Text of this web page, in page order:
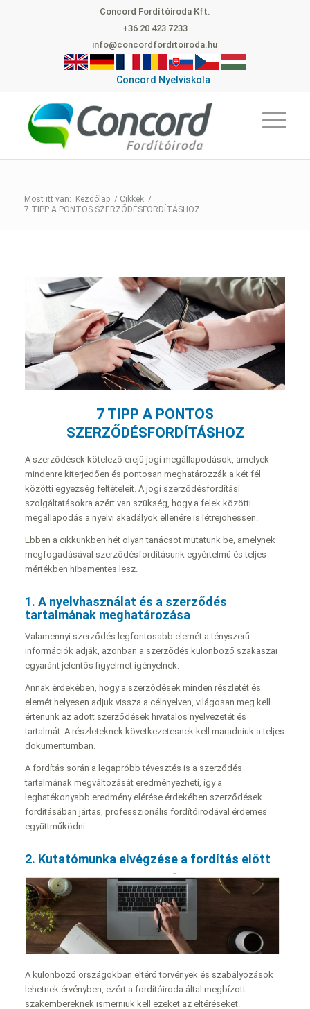
Concord Fordítóiroda Kft.
+36 20 423 7233
info@concordforditoiroda.hu
Concord Nyelviskola
Kezdőlap / Cikkek /
7 TIPP A PONTOS SZERZŐDÉSFORDÍTÁSHOZ
7 TIPP A PONTOS
SZERZŐDÉSFORDÍTÁSHOZ
A szerződések kötelező erejű jogi megállapodások, amelyek
mindenre kiterjedően és pontosan meghatározzák a két fél
közötti egyezség feltételeit. A jogi szerződésfordítási
szolgáltatásokra azért van szükség, hogy a felek közötti
megállapodás a nyelvi akadályok ellenére is létrejöhessen.
Ebben a cikkünkben hét olyan tanácsot mutatunk be, amelynek
megfogadásával szerződésfordításunk egyértelmű és teljes
mértékben hibamentes lesz.
1. A nyelvhasználat és a szerződés
tartalmának meghatározása
Valamennyi szerződés legfontosabb elemét a tényszerű
információk adják, azonban a szerződés különböző szakaszai
egyaránt jelentős figyelmet igényelnek.
Annak érdekében, hogy a szerződések minden részletét és
elemét helyesen adjuk vissza a célnyelven, világosan meg kell
értenünk az adott szerződések hivatalos nyelvezetét és
tartalmát. A részleteknek következetesnek kell maradniuk a teljes
dokumentumban.
A fordítás során a legapróbb tévesztés is a szerződés
tartalmának megváltozását eredményezheti, így a
leghatékonyabb eredmény elérése érdekében szerződések
fordításában jártas, professzionális fordítóirodával érdemes
együttműködni.
2. Kutatómunka elvégzése a fordítás előtt
A különböző országokban eltérő törvények és szabályozások
lehetnek érvényben, ezért a fordítóiroda által megbízott
szakembereknek ismerniük kell ezeket az eltéréseket.